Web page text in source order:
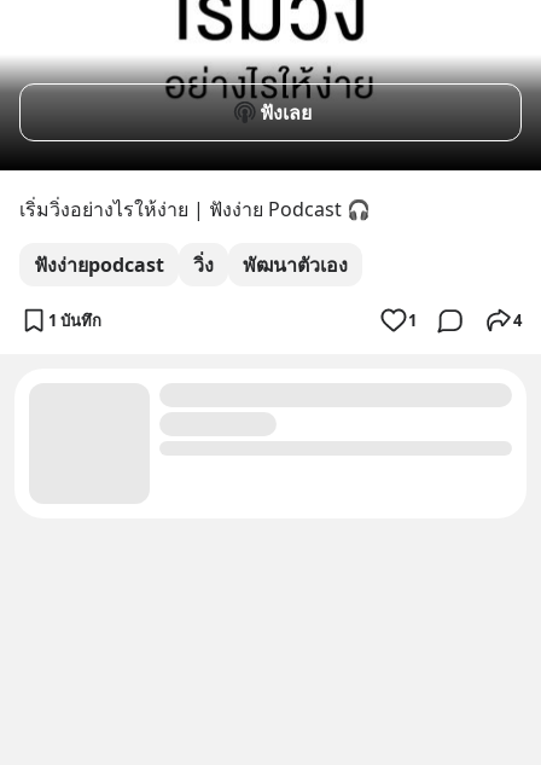
ฟังเลย
เริ่มวิ่งอย่างไรให้ง่าย | ฟังง่าย Podcast 🎧
ฟังง่ายpodcast วิ่ง พัฒนาตัวเอง
1 บันทึก 1 4